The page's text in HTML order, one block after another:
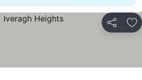
Partilhar